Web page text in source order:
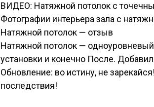
ВИДЕО: Натяжной потолок с
Фотографии интерьера зала с
Натяжной потолок — отзыв
Натяжной потолок —
установки и конечно После.
Обновление: во истину, не
последствия!